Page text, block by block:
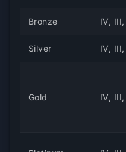
Bronze IV,
Silver IV,
Gold IV,